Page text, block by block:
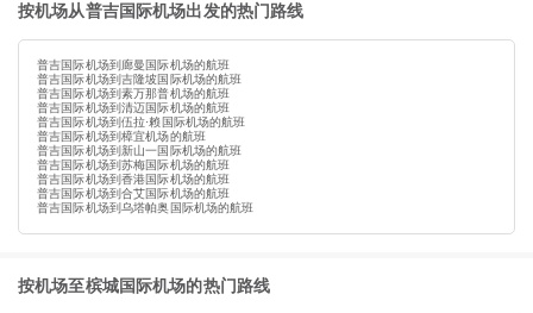
按机场从普吉国际机场出发的热门路线
普吉国际机场到廊曼国际机场的航班
普吉国际机场到吉隆坡国际机场的航班
普吉国际机场到素万那普机场的航班
普吉国际机场到清迈国际机场的航班
普吉国际机场到伍拉·赖国际机场的航班
普吉国际机场到樟宜机场的航班
普吉国际机场到新山一国际机场的航班
普吉国际机场到苏梅国际机场的航班
普吉国际机场到香港国际机场的航班
普吉国际机场到合艾国际机场的航班
普吉国际机场到乌塔帕奥国际机场的航班
按机场至槟城国际机场的热门路线